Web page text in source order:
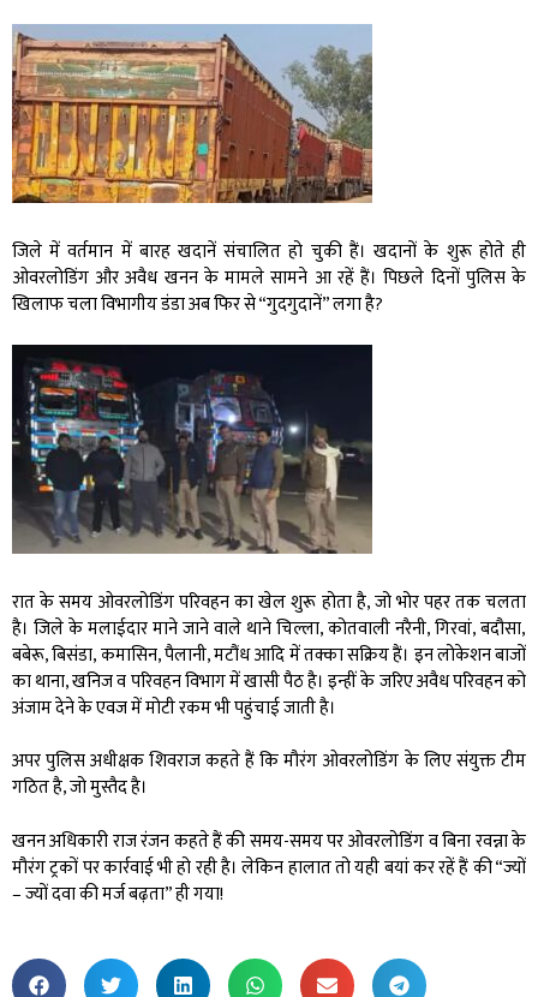
जिले में वर्तमान में बारह खदानें संचालित हो चुकी हैं। खदानों के शुरू होते ही
ओवरलोडिंग और अवैध खनन के मामले सामने आ रहें हैं। पिछले दिनों पुलिस के
खिलाफ चला विभागीय डंडा अब फिर से “गुदगुदानें” लगा है?
रात के समय ओवरलोडिंग परिवहन का खेल शुरू होता है, जो भोर पहर तक चलता
है। जिले के मलाईदार माने जाने वाले थाने चिल्ला, कोतवाली नरैनी, गिरवां, बदौसा,
बबेरू, बिसंडा, कमासिन, पैलानी, मटौंध आदि में तक्का सक्रिय हैं। इन लोकेशन बाजों
का थाना, खनिज व परिवहन विभाग में खासी पैठ है। इन्हीं के जरिए अवैध परिवहन को
अंजाम देने के एवज में मोटी रकम भी पहुंचाई जाती है।
अपर पुलिस अधीक्षक शिवराज कहते हैं कि मौरंग ओवरलोडिंग के लिए संयुक्त टीम
गठित है, जो मुस्तैद है।
खनन अधिकारी राज रंजन कहते हैं की समय-समय पर ओवरलोडिंग व बिना रवन्ना के
मौरंग ट्रकों पर कार्रवाई भी हो रही है। लेकिन हालात तो यही बयां कर रहें हैं की “ज्यों
– ज्यों दवा की मर्ज बढ़ता” ही गया!